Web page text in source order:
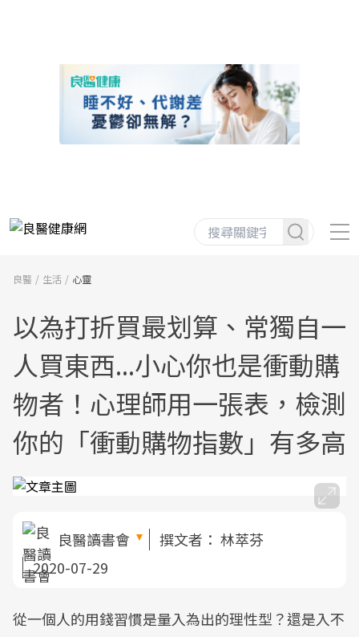
良醫 生活 心靈
以為打折買最划算、常獨自一
人買東西...小心你也是衝動購
物者！心理師用一張表，檢測
你的「衝動購物指數」有多高
良醫讀書會 撰文者： 林萃芬
2020-07-29
從一個人的用錢習慣是量入為出的理性型？還是入不